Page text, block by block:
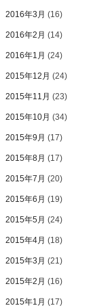
2016年3月 (16)
2016年2月 (14)
2016年1月 (24)
2015年12月 (24)
2015年11月 (23)
2015年10月 (34)
2015年9月 (17)
2015年8月 (17)
2015年7月 (20)
2015年6月 (19)
2015年5月 (24)
2015年4月 (18)
2015年3月 (21)
2015年2月 (16)
2015年1月 (17)